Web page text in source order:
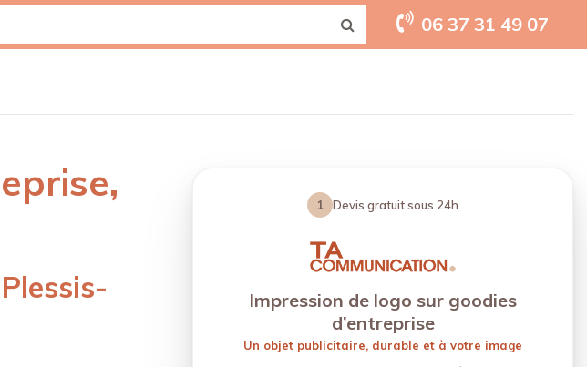
06 37 31 49 07
1 Devis gratuit sous 24h
Impression de logo sur goodies
d’entreprise
Un objet publicitaire, durable et à votre image